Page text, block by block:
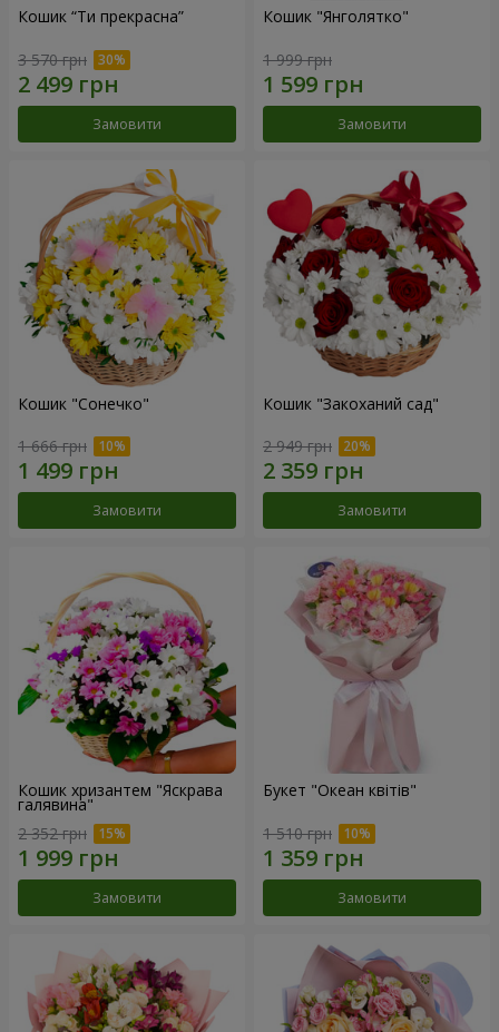
Кошик “Ти прекрасна”
3 570 грн
Замовити
Кошик "Янголятко"
1 999 грн
Замовити
Кошик "Сонечко"
1 666 грн
Замовити
Кошик "Закоханий сад"
2 949 грн
Замовити
Кошик хризантем "Яскрава
галявина"
2 352 грн
Замовити
Букет "Океан квітів"
1 510 грн
Замовити